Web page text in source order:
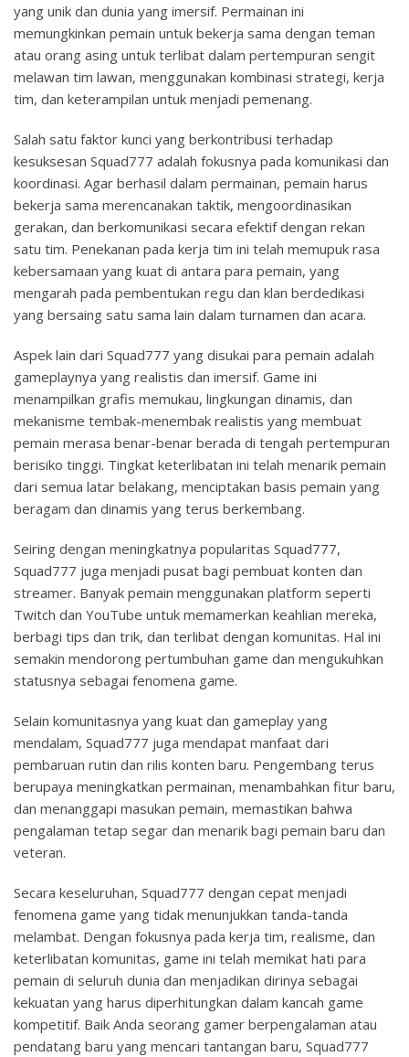
yang unik dan dunia yang imersif. Permainan ini
memungkinkan pemain untuk bekerja sama dengan teman
atau orang asing untuk terlibat dalam pertempuran sengit
melawan tim lawan, menggunakan kombinasi strategi, kerja
tim, dan keterampilan untuk menjadi pemenang.
Salah satu faktor kunci yang berkontribusi terhadap
kesuksesan Squad777 adalah fokusnya pada komunikasi dan
koordinasi. Agar berhasil dalam permainan, pemain harus
bekerja sama merencanakan taktik, mengoordinasikan
gerakan, dan berkomunikasi secara efektif dengan rekan
satu tim. Penekanan pada kerja tim ini telah memupuk rasa
kebersamaan yang kuat di antara para pemain, yang
mengarah pada pembentukan regu dan klan berdedikasi
yang bersaing satu sama lain dalam turnamen dan acara.
Aspek lain dari Squad777 yang disukai para pemain adalah
gameplaynya yang realistis dan imersif. Game ini
menampilkan grafis memukau, lingkungan dinamis, dan
mekanisme tembak-menembak realistis yang membuat
pemain merasa benar-benar berada di tengah pertempuran
berisiko tinggi. Tingkat keterlibatan ini telah menarik pemain
dari semua latar belakang, menciptakan basis pemain yang
beragam dan dinamis yang terus berkembang.
Seiring dengan meningkatnya popularitas Squad777,
Squad777 juga menjadi pusat bagi pembuat konten dan
streamer. Banyak pemain menggunakan platform seperti
Twitch dan YouTube untuk memamerkan keahlian mereka,
berbagi tips dan trik, dan terlibat dengan komunitas. Hal ini
semakin mendorong pertumbuhan game dan mengukuhkan
statusnya sebagai fenomena game.
Selain komunitasnya yang kuat dan gameplay yang
mendalam, Squad777 juga mendapat manfaat dari
pembaruan rutin dan rilis konten baru. Pengembang terus
berupaya meningkatkan permainan, menambahkan fitur baru,
dan menanggapi masukan pemain, memastikan bahwa
pengalaman tetap segar dan menarik bagi pemain baru dan
veteran.
Secara keseluruhan, Squad777 dengan cepat menjadi
fenomena game yang tidak menunjukkan tanda-tanda
melambat. Dengan fokusnya pada kerja tim, realisme, dan
keterlibatan komunitas, game ini telah memikat hati para
pemain di seluruh dunia dan menjadikan dirinya sebagai
kekuatan yang harus diperhitungkan dalam kancah game
kompetitif. Baik Anda seorang gamer berpengalaman atau
pendatang baru yang mencari tantangan baru, Squad777